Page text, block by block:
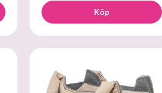
Köp